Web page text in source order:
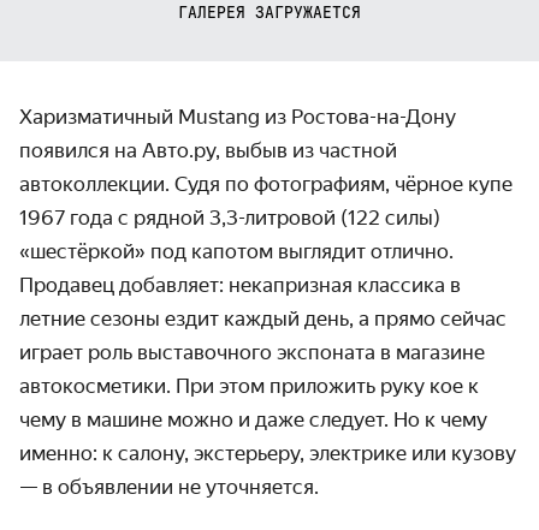
ГАЛЕРЕЯ ЗАГРУЖАЕТСЯ
Харизматичный Mustang из Ростова-на-Дону
появился на Авто.ру, выбыв из частной
автоколлекции. Судя по фотографиям, чёрное купе
1967 года с рядной 3,3-литровой (122 силы)
«шестёркой» под капотом выглядит отлично.
Продавец добавляет: некапризная классика в
летние сезоны ездит каждый день, а прямо сейчас
играет роль выставочного экспоната в магазине
автокосметики. При этом приложить руку кое к
чему в машине можно и даже следует. Но к чему
именно: к салону, экстерьеру, электрике или кузову
— в объявлении не уточняется.